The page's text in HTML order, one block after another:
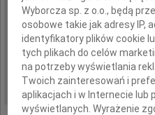
IMIĘ I NAZWISKO: Jan
REGION: Kraków
DATA EMISJI: 09.03.2012
Wyborcza sp. z o.o., będą
osobowe takie jak adresy IP,
identyfikatory plików cookie
tych plikach do celów
na potrzeby wyświetlania
Twoich zainteresowań i
aplikacjach i w Internecie lub
wyświetlanych. Wyrażenie